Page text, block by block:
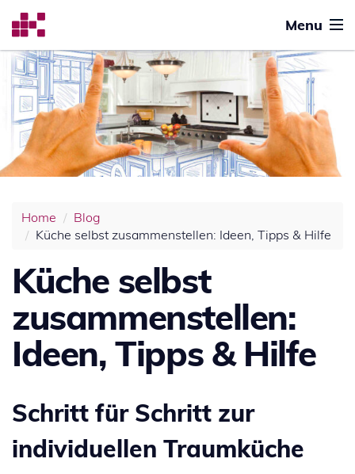
Menu
Home
Blog
Küche selbst zusammenstellen: Ideen, Tipps & Hilfe
Küche selbst
zusammenstellen:
Ideen, Tipps & Hilfe
Schritt für Schritt zur
individuellen Traumküche